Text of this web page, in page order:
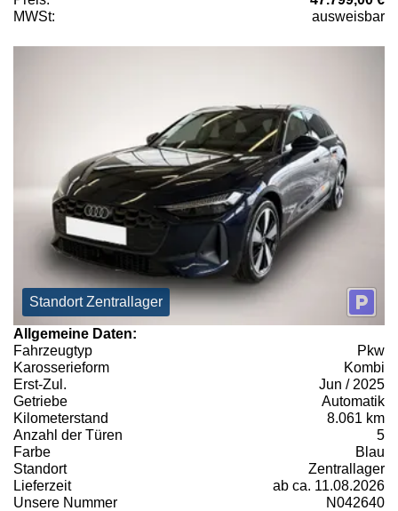
MWSt:
ausweisbar
Standort Zentrallager
Allgemeine Daten:
Fahrzeugtyp
Pkw
Karosserieform
Kombi
Erst-Zul.
Jun / 2025
Getriebe
Automatik
Kilometerstand
8.061 km
Anzahl der Türen
5
Farbe
Blau
Standort
Zentrallager
Lieferzeit
ab ca. 11.08.2026
Unsere Nummer
N042640